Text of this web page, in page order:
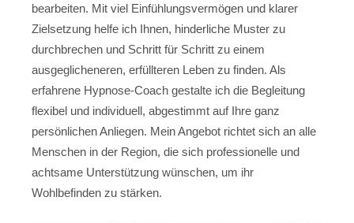
bearbeiten. Mit viel Einfühlungsvermögen und klarer
Zielsetzung helfe ich Ihnen, hinderliche Muster zu
durchbrechen und Schritt für Schritt zu einem
ausgeglicheneren, erfüllteren Leben zu finden. Als
erfahrene Hypnose-Coach gestalte ich die Begleitung
flexibel und individuell, abgestimmt auf Ihre ganz
persönlichen Anliegen. Mein Angebot richtet sich an alle
Menschen in der Region, die sich professionelle und
achtsame Unterstützung wünschen, um ihr
Wohlbefinden zu stärken.